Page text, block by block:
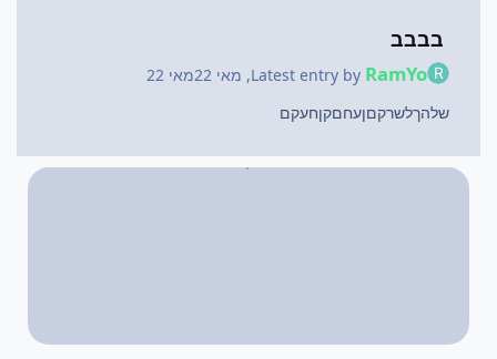
בבבב
Latest entry by RamYo
, מאי 22
מאי 22
שלהךלשרקםןעחםקןחעקם